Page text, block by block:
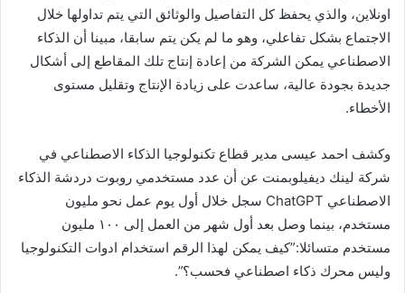
اونلاين، والذي يحفظ كل التفاصيل والوثائق التي يتم تداولها خلال
الاجتماع بشكل تفاعلي، وهو ما لم يكن يتم سابقا، مبينا أن الذكاء
الاصطناعي يمكن الشركة من إعادة إنتاج تلك المقاطع إلى أشكال
جديدة بجودة عالية، ساعدت على زيادة الإنتاج وتقليل مستوى
الأخطاء.
وكشف احمد عيسى مدير قطاع تكنولوجيا الذكاء الاصطناعي في
شركة لينك ديفيلوبمنت عن أن عدد مستخدمي روبوت دردشة الذكاء
الاصطناعي ChatGPT سجل خلال أول يوم عمل نحو مليون
مستخدم، بينما وصل بعد أول شهر من العمل إلى ١٠٠ مليون
مستخدم متسائلا:”كيف يمكن لهذا الرقم استخدام ادوات التكنولوجيا
وليس محرك ذكاء اصطناعي فحسب؟”.